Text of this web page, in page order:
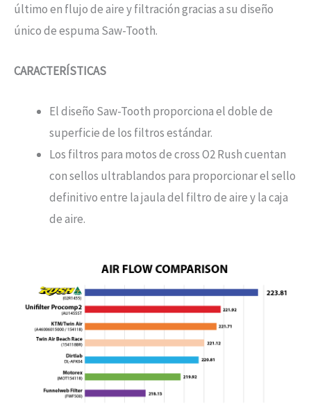
último en flujo de aire y filtración gracias a su diseño
único de espuma Saw-Tooth.
CARACTERÍSTICAS
El diseño Saw-Tooth proporciona el doble de
superficie de los filtros estándar.
Los filtros para motos de cross O2 Rush cuentan
con sellos ultrablandos para proporcionar el sello
definitivo entre la jaula del filtro de aire y la caja
de aire.